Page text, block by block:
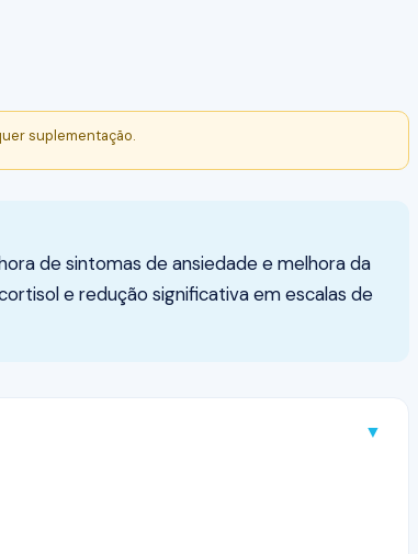
suplementação.
de sintomas de ansiedade e melhora da
e redução significativa em escalas de
▼